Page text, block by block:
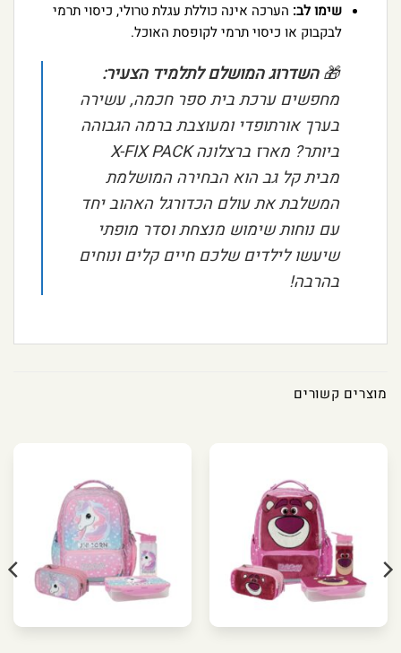
שימו לב: הערכה אינה כוללת עגלת טרולי, כיסוי תרמי
לבקבוק או כיסוי תרמי לקופסת האוכל.
🎁השדרוג המושלם לתלמיד הצעיר:
מחפשים ערכת בית ספר חכמה, עשירה
בערך אורתופדי ומעוצבת ברמה הגבוהה
ביותר? מארז ברצלונה X-FIX PACK
מבית קל גב הוא הבחירה המושלמת
המשלבת את עולם הכדורגל האהוב יחד
עם נוחות שימוש מנצחת וסדר מופתי
שיעשו לילדים שלכם חיים קלים ונוחים
בהרבה!
מוצרים קשורים